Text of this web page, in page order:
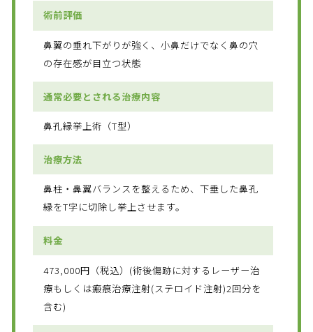
術前評価
鼻翼の垂れ下がりが強く、小鼻だけでなく鼻の穴
の存在感が目立つ状態
通常必要とされる治療内容
鼻孔縁挙上術（T型）
治療方法
鼻柱・鼻翼バランスを整えるため、下垂した鼻孔
縁をT字に切除し挙上させます。
料金
473,000円（税込）(術後傷跡に対するレーザー治
療もしくは瘢痕治療注射(ステロイド注射)2回分を
含む)